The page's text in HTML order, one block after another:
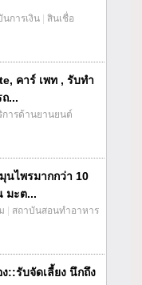
การเงิน สินเชื่อ
คาร์ เพท , รับทำ
...
การด้านยานยนต์
นไพรมากกว่า 10
มะต...
สถาบันสอนทำอาหาร
::รับจัดเลี้ยง นึกถึง